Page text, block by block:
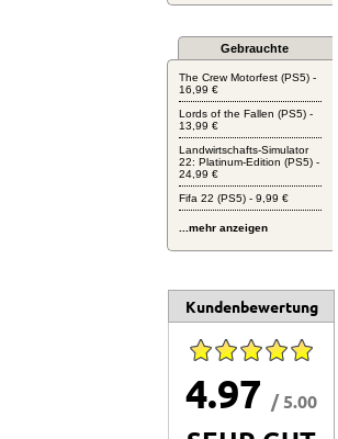
Gebrauchte
The Crew Motorfest (PS5) -
16,99 €
Lords of the Fallen (PS5) -
13,99 €
Landwirtschafts-Simulator
22: Platinum-Edition (PS5) -
24,99 €
Fifa 22 (PS5) - 9,99 €
...mehr anzeigen
Kundenbewertung
4.97 / 5.00